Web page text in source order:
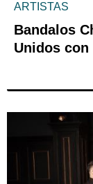
ARTISTAS
Bandalos
Unidos